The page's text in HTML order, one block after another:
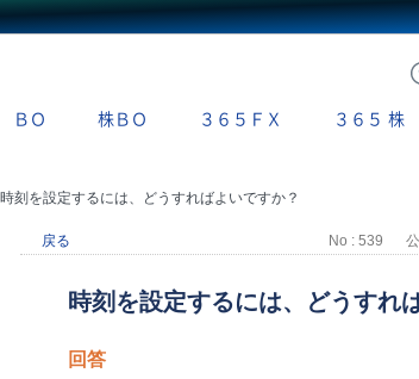
ＢＯ 株ＢＯ ３６５ＦＸ ３６５ 株
時刻を設定するには、どうすればよいですか？
戻る No : 539
時刻を設定するには、どうすれ
回答